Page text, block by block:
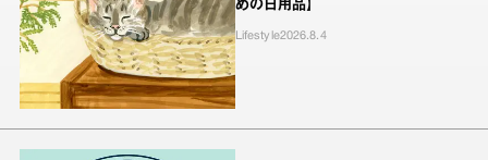
めの日用品】
Lifestyle2026.8.4